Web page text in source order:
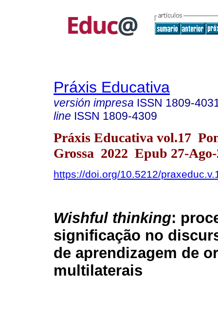
Práxis Educativa
versión impresa ISSN 1809-
line ISSN 1809-4309
Práxis Educativa vol.17
Grossa 2022 Epub 27-Ago-
https://doi.org/10.5212/
Wishful thinking:
significação no
de aprendizagem de
multilaterais